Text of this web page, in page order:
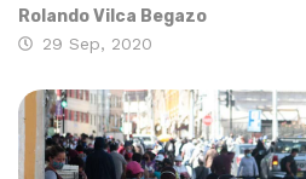
Rolando Vilca Begazo
29 Sep, 2020